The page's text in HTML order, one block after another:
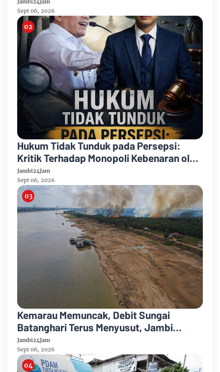
Sept 06, 2026
Hukum Tidak Tunduk pada Persepsi:
Kritik Terhadap Monopoli Kebenaran oleh
Media dan Aktivis
Jambi24Jam
Sept 06, 2026
Kemarau Memuncak, Debit Sungai
Batanghari Terus Menyusut, Jambi
Hadapi Ancaman Krisis Air Bersih dan
Karhutla
Jambi24Jam
Sept 06, 2026